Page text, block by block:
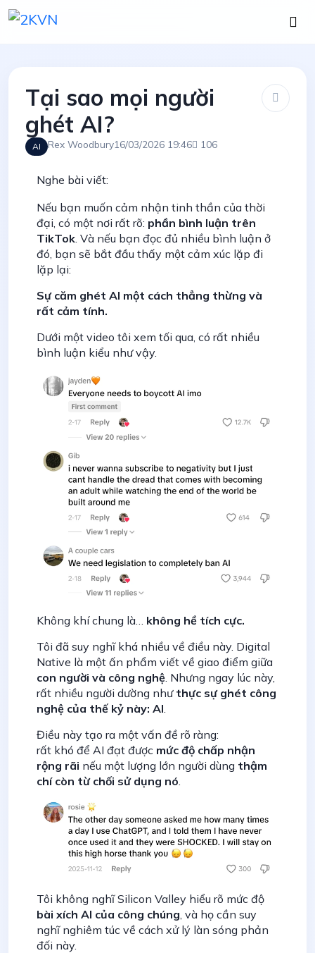
Tại sao mọi người
ghét AI?
AI Rex Woodbury16/03/2026 19:46 106
Nghe bài viết:
Nếu bạn muốn cảm nhận tinh thần của thời
đại, có một nơi rất rõ: phần bình luận trên
TikTok. Và nếu bạn đọc đủ nhiều bình luận ở
đó, bạn sẽ bắt đầu thấy một cảm xúc lặp đi
lặp lại:
Sự căm ghét AI một cách thẳng thừng và
rất cảm tính.
Dưới một video tôi xem tối qua, có rất nhiều
bình luận kiểu như vậy.
Không khí chung là… không hề tích cực.
Tôi đã suy nghĩ khá nhiều về điều này. Digital
Native là một ấn phẩm viết về giao điểm giữa
con người và công nghệ. Nhưng ngay lúc này,
rất nhiều người dường như thực sự ghét công
nghệ của thế kỷ này: AI.
Điều này tạo ra một vấn đề rõ ràng:
rất khó để AI đạt được mức độ chấp nhận
rộng rãi nếu một lượng lớn người dùng thậm
chí còn từ chối sử dụng nó.
Tôi không nghĩ Silicon Valley hiểu rõ mức độ
bài xích AI của công chúng , và họ cần suy
nghĩ nghiêm túc về cách xử lý làn sóng phản
đối này.